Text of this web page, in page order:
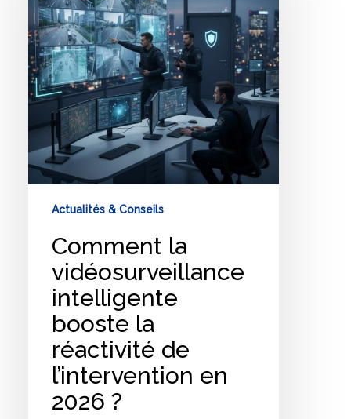
booste
la
réactivité
de
l’intervention
en
2026
?
Actualités & Conseils
Comment la
vidéosurveillance
intelligente
booste la
réactivité de
l’intervention en
2026 ?